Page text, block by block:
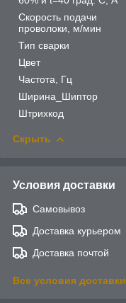
Скорость подачи
проволоки, м/мин
Тип сварки
Цвет
Частота, Гц
Ширина_Шиптор
Штрихкод
Скрыть
Условия доставки
Самовывоз
Доставка курьером
Доставка почтой
Все условия доставки